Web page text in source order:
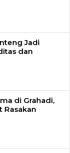
Jadi
dan
di Grahadi,
Rasakan